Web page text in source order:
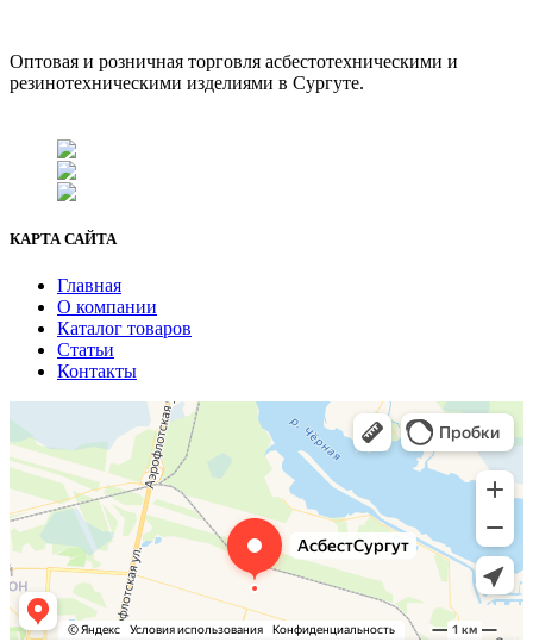
Оптовая и розничная торговля асбестотехническими и
резинотехническими изделиями в Сургуте.
КАРТА САЙТА
Главная
О компании
Каталог товаров
Статьи
Контакты